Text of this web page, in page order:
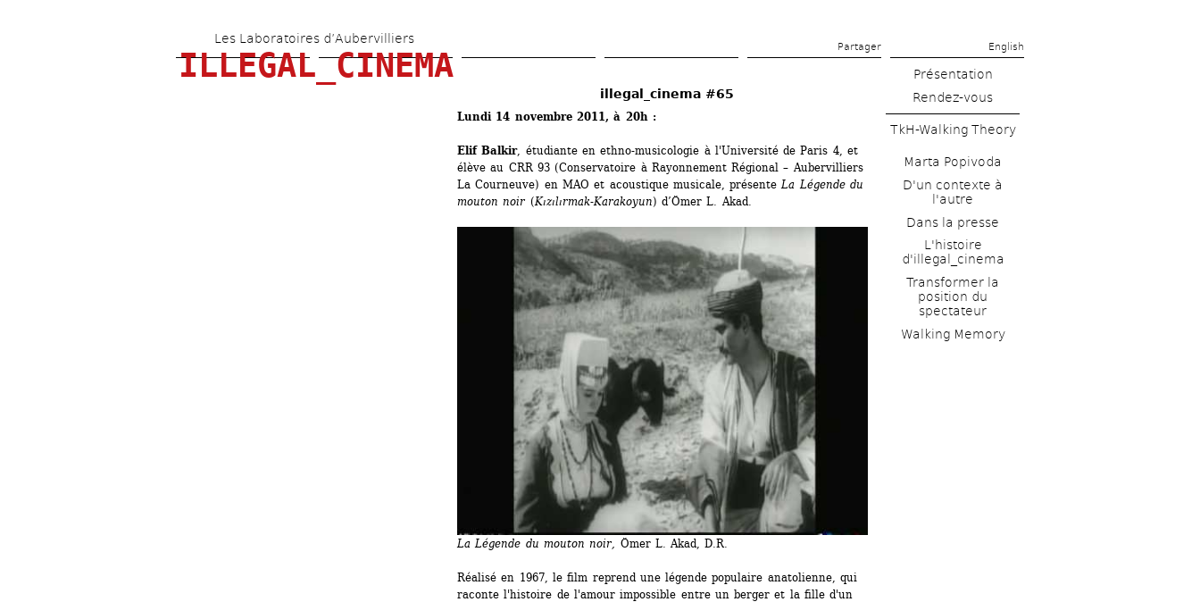
contenu
Les Laboratoires d’Aubervilliers
Partager English
ILLEGAL_CINEMA
illegal_cinema #65
Lundi 14 novembre 2011, à 20h :
Elif Balkir, étudiante en ethno-musicologie à l'Université de Paris 4, et
élève au CRR 93 (Conservatoire à Rayonnement Régional – Aubervilliers
La Courneuve) en MAO et acoustique musicale, présente La Légende du
mouton noir (Kızılırmak-Karakoyun) d’Ömer L. Akad.
La Légende du mouton noir, Ömer L. Akad, D.R.
Réalisé en 1967, le film reprend une légende populaire anatolienne, qui
raconte l'histoire de l'amour impossible entre un berger et la fille d'un
Présentation
Rendez-vous
TkH-Walking Theory
Marta Popivoda
D'un contexte à
l'autre
Dans la presse
L'histoire
d'illegal_cinema
Transformer la
position du
spectateur
Walking Memory